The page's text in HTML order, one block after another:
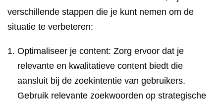
verschillende stappen die je kunt nemen om de
situatie te verbeteren:
Optimaliseer je content: Zorg ervoor dat je
relevante en kwalitatieve content biedt die
aansluit bij de zoekintentie van gebruikers.
Gebruik relevante zoekwoorden op strategische